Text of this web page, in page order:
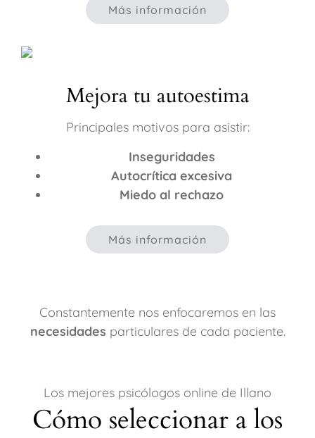
Más información
Mejora tu autoestima
Principales motivos para asistir:
Inseguridades
Autocrítica excesiva
Miedo al rechazo
Más información
Constantemente nos enfocaremos en las
necesidades particulares de cada paciente.
Los mejores psicólogos online de Illano
Cómo seleccionar a los